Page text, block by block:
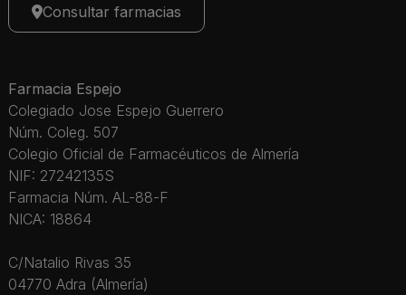
Consultar farmacias
Farmacia Espejo
Colegiado Jose Espejo Guerrero
Núm. Coleg. 507
Colegio Oficial de Farmacéuticos de Almería
NIF: 27242135S
Farmacia Núm. AL-88-F
NICA: 18864
C/Natalio Rivas 35
04770 Adra (Almería)